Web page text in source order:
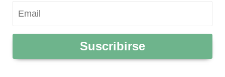
Suscribirse
extra.